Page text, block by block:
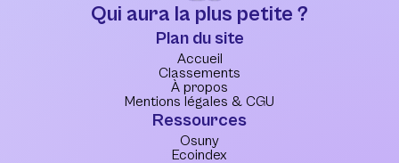
Qui aura la plus petite ?
Plan du site
Accueil
Classements
À propos
Mentions légales & CGU
Ressources
Osuny
Ecoindex